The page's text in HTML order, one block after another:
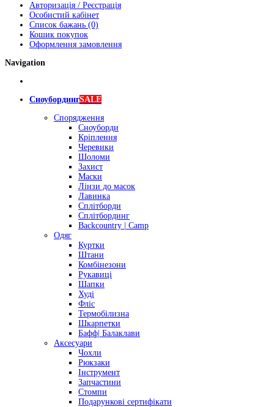
Авторизація / Реєстрація
Особистий кабінет
Список бажань (0)
Кошик покупок
Оформлення замовлення
Navigation
СноубордингSALE
Спорядження
Сноуборди
Кріплення
Черевики
Шоломи
Захист
Маски
Лінзи до масок
Лавинка
Сплітборди
Сплітбординг
Backcountry | Camp
Одяг
Куртки
Штани
Комбінезони
Рукавиці
Шапки
Худі
Фліс
Термобілизна
Шкарпетки
Бафф| Балаклави
Аксесуари
Чохли
Рюкзаки
Інструмент
Запчастини
Стомпи
Подарункові сертифікати